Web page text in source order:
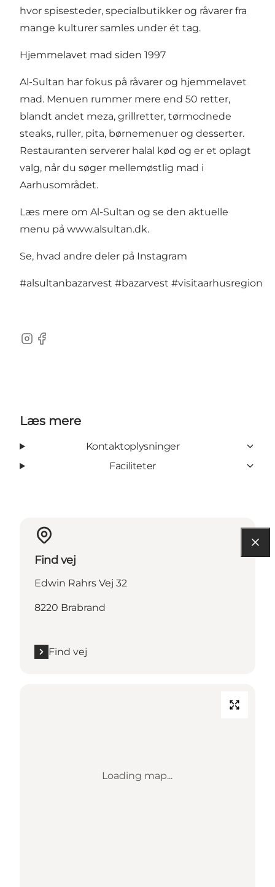
hvor spisesteder, specialbutikker og råvarer fra
mange kulturer samles under ét tag.
Hjemmelavet mad siden 1997
Al-Sultan har fokus på råvarer og hjemmelavet
mad. Menuen rummer mere end 50 retter,
blandt andet meza, grillretter, tørmodnede
steaks, ruller, pita, børnemenuer og desserter.
Restauranten serverer halal kød og er et oplagt
valg, når du søger mellemøstlig mad i
Aarhusområdet.
Læs mere om Al-Sultan og se den aktuelle
menu på www.alsultan.dk.
Se, hvad andre deler på Instagram
#alsultanbazarvest #bazarvest #visitaarhusregion
Instagram
Facebook
Læs mere
Kontaktoplysninger
Faciliteter
Find vej
Edwin Rahrs Vej 32
8220 Brabrand
Find vej
Loading map...